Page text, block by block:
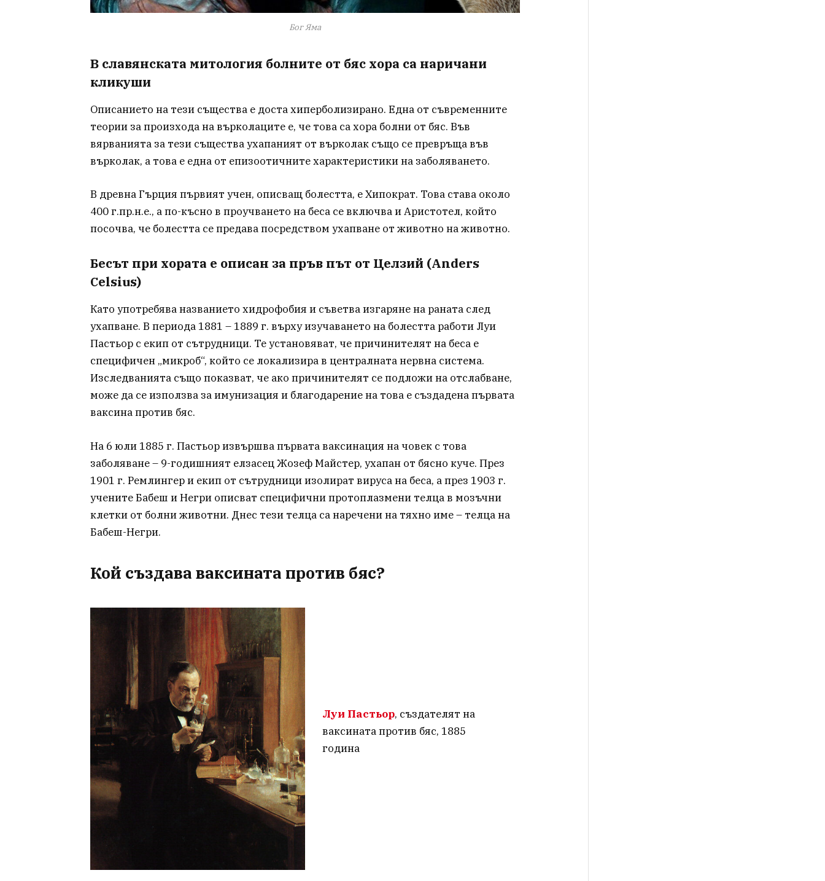
Бог Яма
В славянската митология болните от бяс хора са наричани
кликуши
Описанието на тези същества е доста хиперболизирано. Една от съвременните
теории за произхода на върколаците е, че това са хора болни от бяс. Във
вярванията за тези същества ухапаният от върколак също се превръща във
върколак, а това е една от епизоотичните характеристики на заболяването.
В древна Гърция първият учен, описващ болестта, е Хипократ. Това става около
400 г.пр.н.е., а по-късно в проучването на беса се включва и Аристотел, който
посочва, че болестта се предава посредством ухапване от животно на животно.
Бесът при хората е описан за пръв път от Целзий (Anders
Celsius)
Като употребява названието хидрофобия и съветва изгаряне на раната след
ухапване. В периода 1881 – 1889 г. върху изучаването на болестта работи Луи
Пастьор с екип от сътрудници. Те установяват, че причинителят на беса е
специфичен „микроб“, който се локализира в централната нервна система.
Изследванията също показват, че ако причинителят се подложи на отслабване,
може да се използва за имунизация и благодарение на това е създадена първата
ваксина против бяс.
На 6 юли 1885 г. Пастьор извършва първата ваксинация на човек с това
заболяване – 9-годишният елзасец Жозеф Майстер, ухапан от бясно куче. През
1901 г. Ремлингер и екип от сътрудници изолират вируса на беса, а през 1903 г.
учените Бабеш и Негри описват специфични протоплазмени телца в мозъчни
клетки от болни животни. Днес тези телца са наречени на тяхно име – телца на
Бабеш-Негри.
Кой създава ваксината против бяс?
Луи Пастьор, създателят на
ваксината против бяс, 1885
година